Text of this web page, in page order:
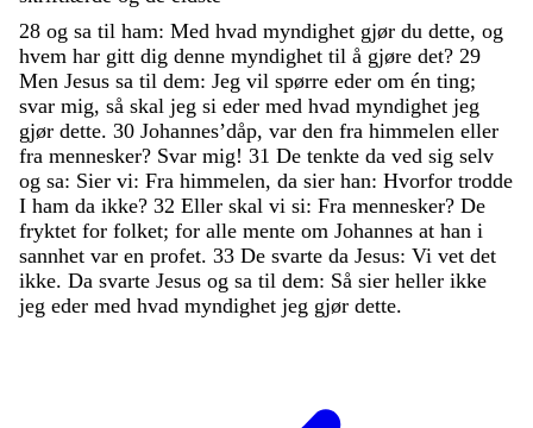
28 og sa til ham: Med hvad myndighet gjør du dette, og
hvem har gitt dig denne myndighet til å gjøre det? 29
Men Jesus sa til dem: Jeg vil spørre eder om én ting;
svar mig, så skal jeg si eder med hvad myndighet jeg
gjør dette. 30 Johannes’dåp, var den fra himmelen eller
fra mennesker? Svar mig! 31 De tenkte da ved sig selv
og sa: Sier vi: Fra himmelen, da sier han: Hvorfor trodde
I ham da ikke? 32 Eller skal vi si: Fra mennesker? De
fryktet for folket; for alle mente om Johannes at han i
sannhet var en profet. 33 De svarte da Jesus: Vi vet det
ikke. Da svarte Jesus og sa til dem: Så sier heller ikke
jeg eder med hvad myndighet jeg gjør dette.